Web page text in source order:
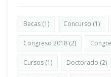
Becas (1) Concurso (1)
Congreso 2018 (2)
Cursos (1) Doctorado (2)